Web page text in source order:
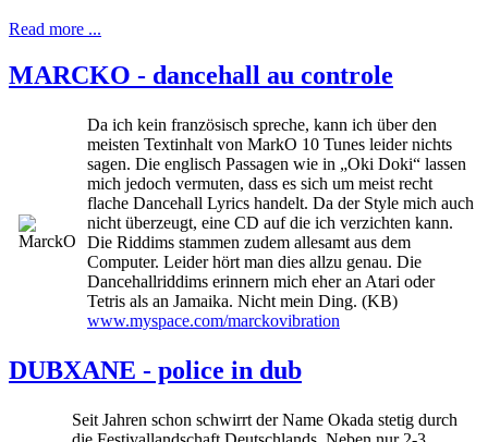
Read more ...
MARCKO - dancehall au controle
Da ich kein französisch spreche, kann ich über den
meisten Textinhalt von MarkO 10 Tunes leider nichts
sagen. Die englisch Passagen wie in „Oki Doki“ lassen
mich jedoch vermuten, dass es sich um meist recht
flache Dancehall Lyrics handelt. Da der Style mich auch
nicht überzeugt, eine CD auf die ich verzichten kann.
Die Riddims stammen zudem allesamt aus dem
Computer. Leider hört man dies allzu genau. Die
Dancehallriddims erinnern mich eher an Atari oder
Tetris als an Jamaika. Nicht mein Ding. (KB)
www.myspace.com/marckovibration
DUBXANE - police in dub
Seit Jahren schon schwirrt der Name Okada stetig durch